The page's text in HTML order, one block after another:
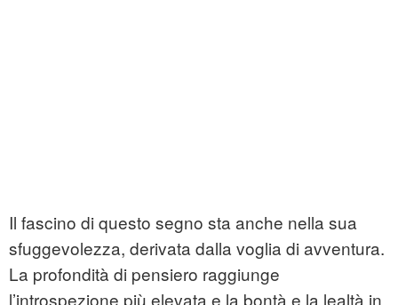
Il fascino di questo segno sta anche nella sua
sfuggevolezza, derivata dalla voglia di avventura.
La profondità di pensiero raggiunge
l’introspezione più elevata e la bontà e la lealtà in